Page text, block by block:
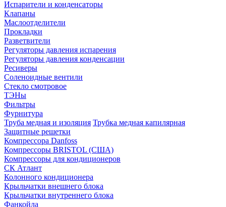
Испарители и конденсаторы
Клапаны
Маслоотделители
Прокладки
Разветвители
Регуляторы давления испарения
Регуляторы давления конденсации
Ресиверы
Соленоидные вентили
Стекло смотровое
ТЭНы
Фильтры
Фурнитура
Труба медная и изоляция Трубка медная капилярная
Защитные решетки
Компрессора Danfoss
Компрессоры BRISTOL (США)
Компрессоры для кондиционеров
СК Атлант
Колонного кондиционера
Крыльчатки внешнего блока
Крыльчатки внутреннего блока
Фанкойла